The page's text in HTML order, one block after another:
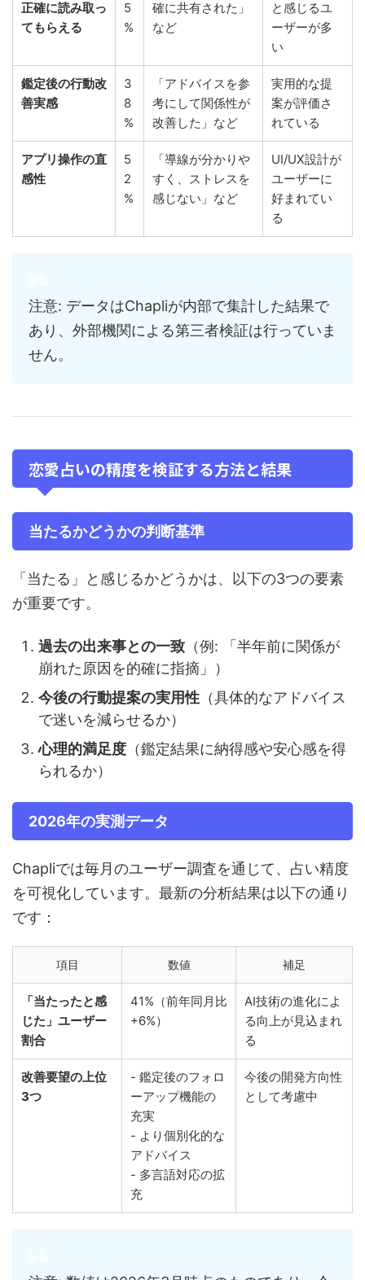
正確に読み取っ
てもらえる
5
%
確に共有された」
など
と感じるユ
ーザーが多
い
鑑定後の行動改
善実感
3
8
%
「アドバイスを参
考にして関係性が
改善した」など
実用的な提
案が評価さ
れている
アプリ操作の直
感性
5
2
%
「導線が分かりや
すく、ストレスを
感じない」など
UI/UX設計が
ユーザーに
好まれてい
る
注意: データはChapliが内部で集計した結果で
あり、外部機関による第三者検証は行っていま
せん。
恋愛占いの精度を検証する方法と結果
当たるかどうかの判断基準
「当たる」と感じるかどうかは、以下の3つの要素
が重要です。
過去の出来事との一致 （例: 「半年前に関係が
崩れた原因を的確に指摘」）
今後の行動提案の実用性 （具体的なアドバイス
で迷いを減らせるか）
心理的満足度 （鑑定結果に納得感や安心感を得
られるか）
2026年の実測データ
Chapliでは毎月のユーザー調査を通じて、占い精度
を可視化しています。最新の分析結果は以下の通り
です：
項目 数値 補足
「当たったと感
じた」ユーザー
割合
41%（前年同月比
+6%）
AI技術の進化によ
る向上が見込まれ
る
改善要望の上位
3つ
- 鑑定後のフォロ
ーアップ機能の
充実
- より個別化的な
アドバイス
- 多言語対応の拡
充
今後の開発方向性
として考慮中